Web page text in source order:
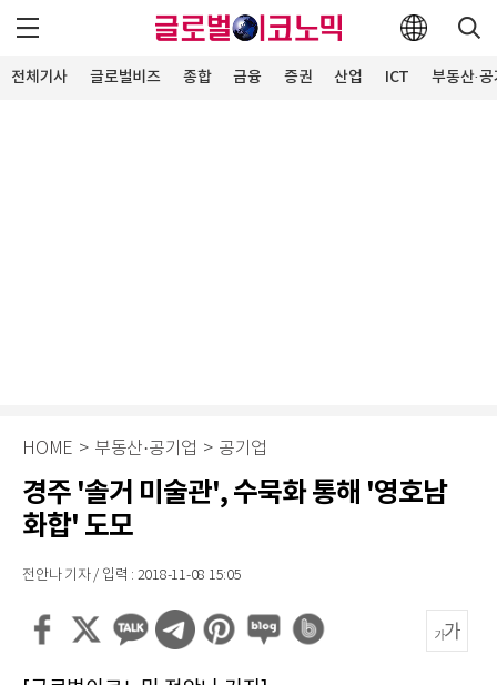
전체기사 글로벌비즈 종합 금융 증권 산업 ICT 부동산·
HOME > 부동산·공기업 > 공기업
경주 '솔거 미술관', 수묵화 통해 '영호남
화합' 도모
전안나 기자 / 입력 : 2018-11-08 15:05